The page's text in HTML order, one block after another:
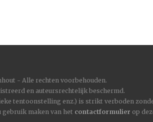
- Alle rechten voorbehouden.
en auteursrechtelijk beschermd.
tentoonstelling enz.) is strikt verboden
gebruik maken van het contactformulier op